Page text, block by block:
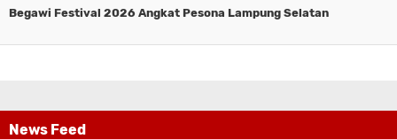
Begawi Festival 2026 Angkat Pesona Lampung Selatan
News Feed